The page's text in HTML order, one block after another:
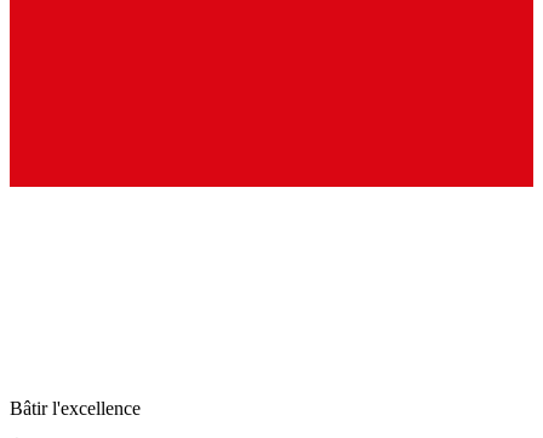
Bâtir l'excellence